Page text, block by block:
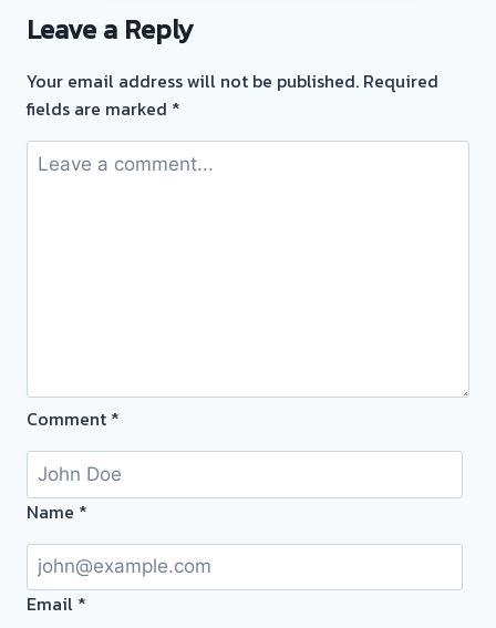
ทอง
รับ
ถึง
โรง
สด
ไม่
รอ
หน้า
งาน
Leave a Reply
Your email address will not be published. Required
fields are marked *
Comment *
Name *
Email *